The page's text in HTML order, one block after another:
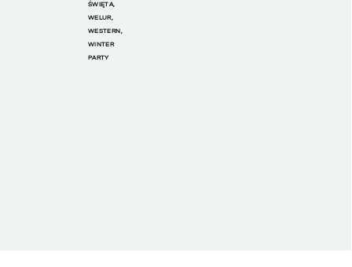
ŚWIĘTA,
WELUR,
WESTERN,
WINTER
PARTY